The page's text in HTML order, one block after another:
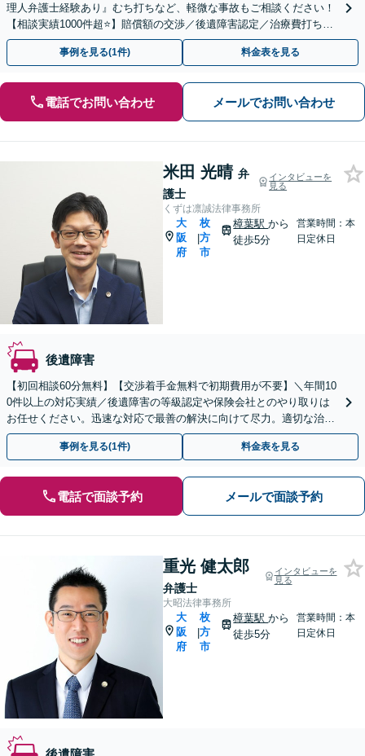
理人弁護士経験あり』むち打ちなど、軽微な事故もご相談ください！
【相談実績1000件超⭐️】賠償額の交渉／後遺障害認定／治療費打ち切
りなどサポート！【弁護士特約／電話相談OK】
事例を見る(1件) 料金表を見る
電話でお問い合わせ メールでお問い合わせ
米田 光晴 弁
護士
インタビューを
見る
くずは凛誠法律事務所
大
阪
府
|
枚
方
市
樟葉駅から
徒歩5分
営業時間：本
日定休日
後遺障害
【初回相談60分無料】【交渉着手金無料で初期費用が不要】＼年間10
0件以上の対応実績／後遺障害の等級認定や保険会社とのやり取りは
お任せください。迅速な対応で最善の解決に向けて尽力。適切な治療
のアドバイスも「弁護士特約可」【休日・夜間面談可】
事例を見る(1件) 料金表を見る
電話で面談予約 メールで面談予約
重光 健太郎
弁護士
インタビューを
見る
大昭法律事務所
大
阪
府
|
枚
方
市
樟葉駅から
徒歩5分
営業時間：本
日定休日